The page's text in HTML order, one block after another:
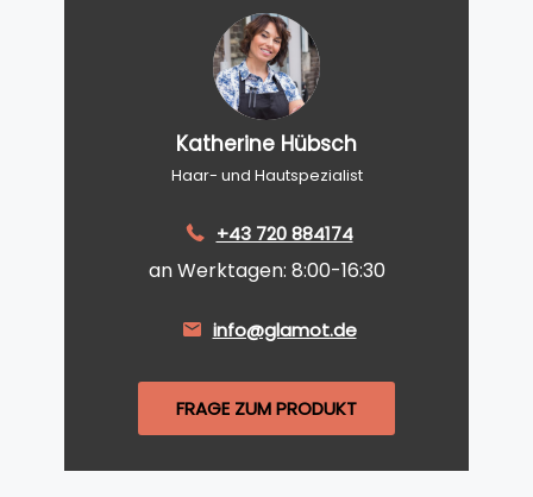
Katherine Hübsch
Haar- und Hautspezialist
+43 720 884174
an Werktagen: 8:00-16:30
info@glamot.de
FRAGE ZUM PRODUKT